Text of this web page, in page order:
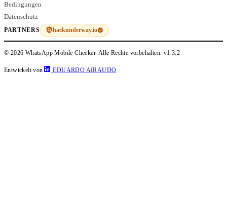
Bedingungen
Datenschutz
PARTNERS hackunderway.io
© 2026 WhatsApp Mobile Checker. Alle Rechte vorbehalten. v1.3.2
Entwickelt von EDUARDO AIRAUDO